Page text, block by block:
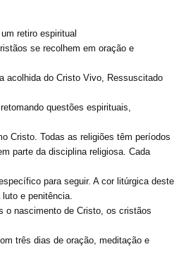
retiro espiritual
se recolhem em oração e
acolhida do Cristo Vivo, Ressuscitado
questões espirituais,
Cristo. Todas as religiões têm períodos
parte da disciplina religiosa. Cada
para seguir. A cor litúrgica deste
e penitência.
o nascimento de Cristo, os cristãos
três dias de oração, meditação e